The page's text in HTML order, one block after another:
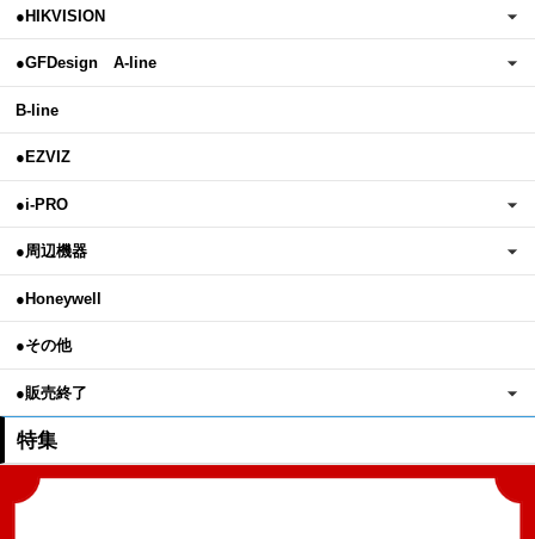
●HIKVISION
●GFDesign A-line
B-line
●EZVIZ
●i-PRO
●周辺機器
●Honeywell
●その他
●販売終了
特集